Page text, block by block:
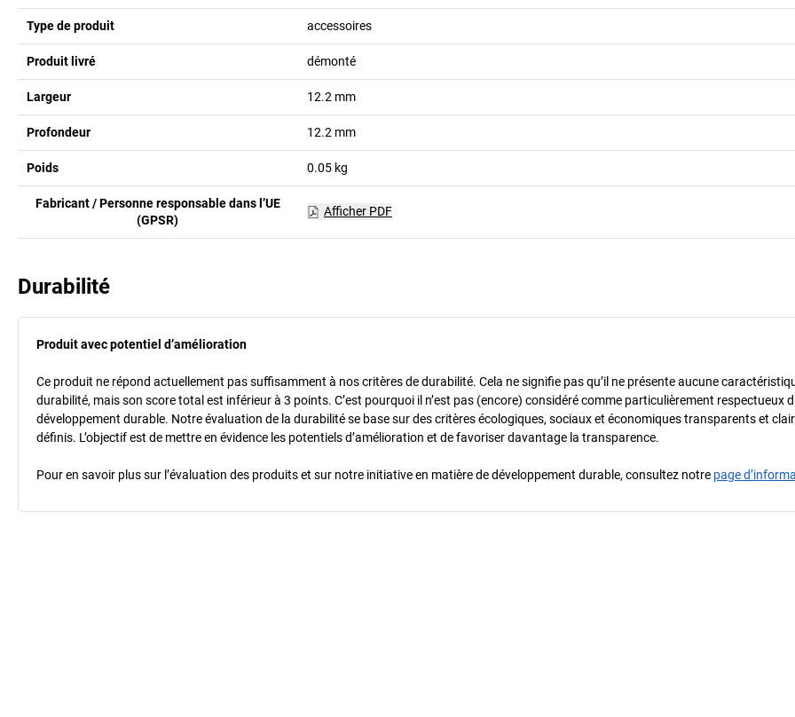
Type de produit accessoires
Produit livré démonté
Largeur 12.2 mm
Profondeur 12.2 mm
Poids 0.05 kg
Fabricant / Personne responsable dans l’UE
(GPSR)
Afficher PDF
Durabilité
Produit avec potentiel d’amélioration
Ce produit ne répond actuellement pas suffisamment à nos critères de durabilité. Cela ne signifie pas qu’il ne présente aucune
durabilité, mais son score total est inférieur à 3 points. C’est pourquoi il n’est pas (encore) considéré comme particulièrement respectueux
développement durable. Notre évaluation de la durabilité se base sur des critères écologiques, sociaux et économiques transparents et
définis. L’objectif est de mettre en évidence les potentiels d’amélioration et de favoriser davantage la transparence.
Pour en savoir plus sur l’évaluation des produits et sur notre initiative en matière de développement durable, consultez notre page